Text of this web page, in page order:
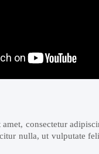
consectetur
nulla, ut vulputate